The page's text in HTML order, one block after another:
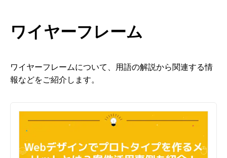
ワイヤーフレーム
ワイヤーフレームについて、用語の解説から関連する情
報などをご紹介します。